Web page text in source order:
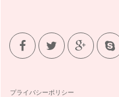
プライバシーポリシー